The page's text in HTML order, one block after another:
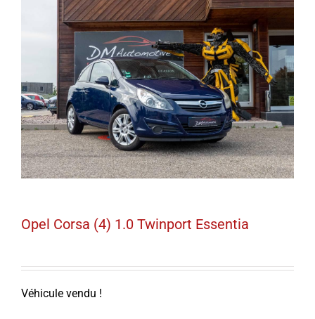
Opel Corsa (4) 1.0 Twinport Essentia
Véhicule vendu !